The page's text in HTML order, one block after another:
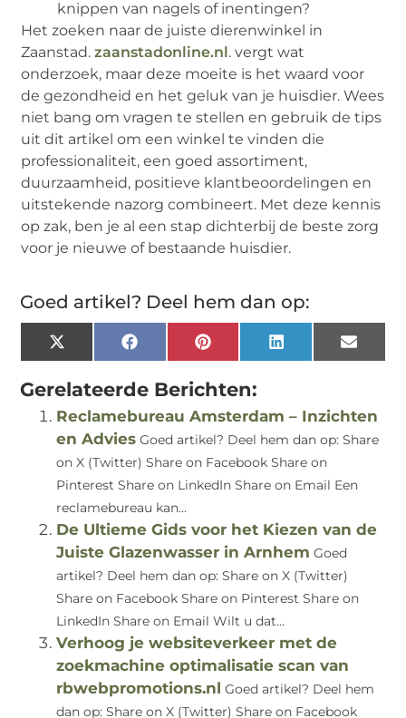
knippen van nagels of inentingen?
Het zoeken naar de juiste dierenwinkel in
Zaanstad.zaanstadonline.nl . vergt wat
onderzoek, maar deze moeite is het waard voor
de gezondheid en het geluk van je huisdier. Wees
niet bang om vragen te stellen en gebruik de tips
uit dit artikel om een winkel te vinden die
professionaliteit, een goed assortiment,
duurzaamheid, positieve klantbeoordelingen en
uitstekende nazorg combineert. Met deze kennis
op zak, ben je al een stap dichterbij de beste zorg
voor je nieuwe of bestaande huisdier.
Goed artikel? Deel hem dan op:
X
(Twitter)
FacebookPinterestLinkedInEmail
Gerelateerde Berichten:
Reclamebureau Amsterdam – Inzichten
en Advies Goed artikel? Deel hem dan op: Share
on X (Twitter) Share on Facebook Share on
Pinterest Share on LinkedIn Share on Email Een
reclamebureau kan...
De Ultieme Gids voor het Kiezen van de
Juiste Glazenwasser in Arnhem Goed
artikel? Deel hem dan op: Share on X (Twitter)
Share on Facebook Share on Pinterest Share on
LinkedIn Share on Email Wilt u dat...
Verhoog je websiteverkeer met de
zoekmachine optimalisatie scan van
rbwebpromotions.nl Goed artikel? Deel hem
dan op: Share on X (Twitter) Share on Facebook